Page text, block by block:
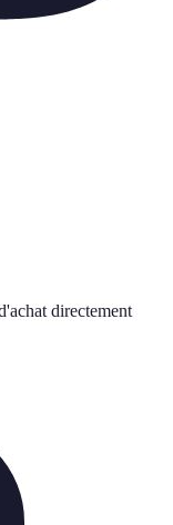
directement